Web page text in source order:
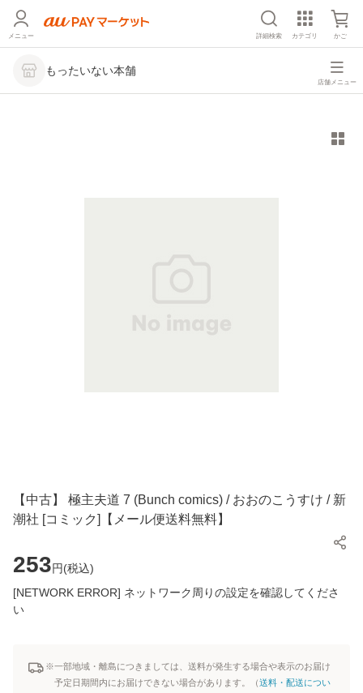
メニュー 詳細検索 カテゴリ かご
もったいない本舗
店舗メニュー
【中古】 極主夫道 7 (Bunch comics) / おおのこうすけ / 新
潮社 [コミック]【メール便送料無料】
253円(税込)
[NETWORK ERROR] ネットワーク周りの設定を確認してくださ
い
※一部地域・離島につきましては、送料が発生する場合や表示のお届け
予定日期間内にお届けできない場合があります。（送料・配送につい